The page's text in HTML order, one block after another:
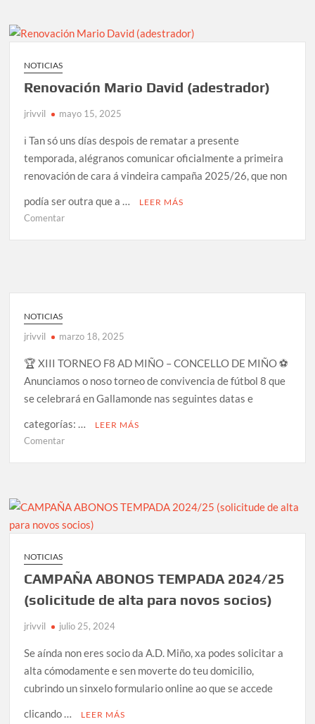
TEMPADA
2024/25
NOTICIAS
Renovación Mario David (adestrador)
jrivvil mayo 15, 2025
ℹ️ Tan só uns días despois de rematar a presente
temporada, alégranos comunicar oficialmente a primeira
renovación de cara á vindeira campaña 2025/26, que non
podía ser outra que a …
LEER MÁS
Comentaren
NOTICIAS
jrivvil marzo 18, 2025
🏆 XIII TORNEO F8 AD MIÑO – CONCELLO DE MIÑO ⚽️
Anunciamos o noso torneo de convivencia de fútbol 8 que
se celebrará en Gallamonde nas seguintes datas e
categorías: …
LEER MÁS
Comentaren
NOTICIAS
CAMPAÑA ABONOS TEMPADA 2024/25
(solicitude de alta para novos socios)
jrivvil julio 25, 2024
Se aínda non eres socio da A.D. Miño, xa podes solicitar a
alta cómodamente e sen moverte do teu domicilio,
cubrindo un sinxelo formulario online ao que se accede
clicando …
LEER MÁS